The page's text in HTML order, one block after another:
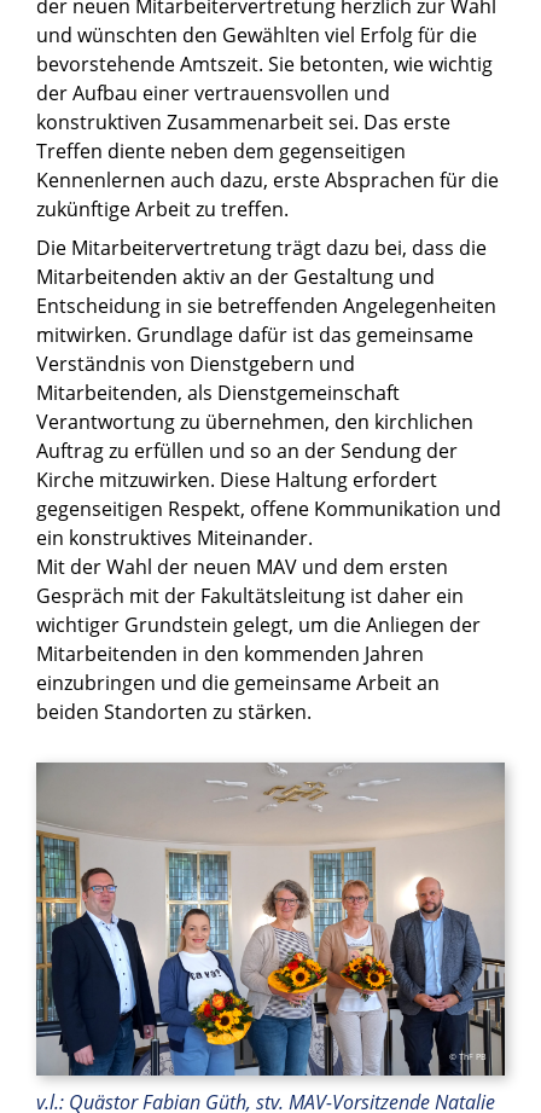
© ThF PB
v.l.: Quästor Fabian Güth, stv. MAV-Vorsitzende Natalie
der neuen Mitarbeitervertretung herzlich zur Wahl
und wünschten den Gewählten viel Erfolg für die
bevorstehende Amtszeit. Sie betonten, wie wichtig
der Aufbau einer vertrauensvollen und
konstruktiven Zusammenarbeit sei. Das erste
Treffen diente neben dem gegenseitigen
Kennenlernen auch dazu, erste Absprachen für die
zukünftige Arbeit zu treffen.
Die Mitarbeitervertretung trägt dazu bei, dass die
Mitarbeitenden aktiv an der Gestaltung und
Entscheidung in sie betreffenden Angelegenheiten
mitwirken. Grundlage dafür ist das gemeinsame
Verständnis von Dienstgebern und
Mitarbeitenden, als Dienstgemeinschaft
Verantwortung zu übernehmen, den kirchlichen
Auftrag zu erfüllen und so an der Sendung der
Kirche mitzuwirken. Diese Haltung erfordert
gegenseitigen Respekt, offene Kommunikation und
ein konstruktives Miteinander.
Mit der Wahl der neuen MAV und dem ersten
Gespräch mit der Fakultätsleitung ist daher ein
wichtiger Grundstein gelegt, um die Anliegen der
Mitarbeitenden in den kommenden Jahren
einzubringen und die gemeinsame Arbeit an
beiden Standorten zu stärken.